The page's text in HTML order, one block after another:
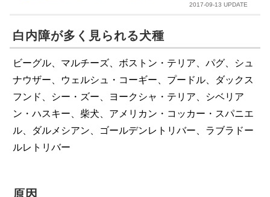
2017-09-13 UPDATE
白内障が多く見られる犬種
ビーグル、マルチーズ、ボストン・テリア、パグ、シュ
ナウザー、ウェルシュ・コーギー、プードル、ダックス
フンド、シー・ズー、ヨークシャ・テリア、シベリア
ン・ハスキー、柴犬、アメリカン・コッカー・スパニエ
ル、ダルメシアン、ゴールデンレトリバー、ラブラドー
ルレトリバー
原因